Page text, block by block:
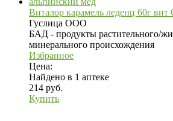
Виталор карамель леденц 60г
Гуслица ООО
БАД - продукты растительного/
минерального происхождения
Избранное
Цена:
Найдено в 1 аптеке
214 руб.
Купить